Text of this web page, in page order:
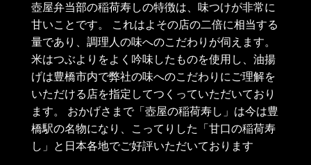
壺屋弁当部の稲荷寿しの特徴は、味つけが非常に
甘いことです。 これはよその店の二倍に相当する
量であり、調理人の味へのこだわりが伺えます。
米はつぶよりをよく吟味したものを使用し、油揚
げは豊橋市内で弊社の味へのこだわりにご理解を
いただける店を指定してつくっていただいており
ます。 おかげさまで「壺屋の稲荷寿し」は今は豊
橋駅の名物になり、こってりした「甘口の稲荷寿
し」と日本各地でご好評いただいております